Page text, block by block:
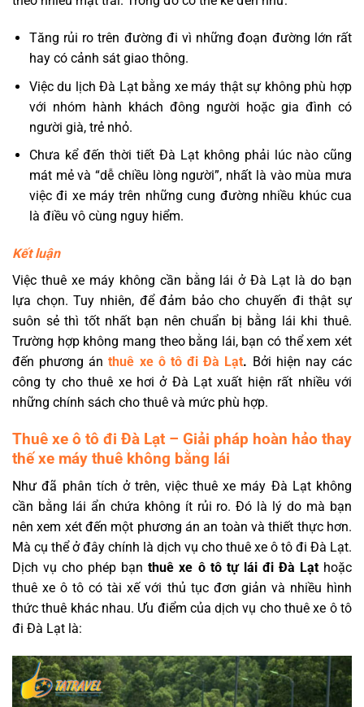
Tăng rủi ro trên đường đi vì những đoạn đường lớn rất
hay có cảnh sát giao thông.
Việc du lịch Đà Lạt bằng xe máy thật sự không phù hợp
với nhóm hành khách đông người hoặc gia đình có
người già, trẻ nhỏ.
Chưa kể đến thời tiết Đà Lạt không phải lúc nào cũng
mát mẻ và “dễ chiều lòng người”, nhất là vào mùa mưa
việc đi xe máy trên những cung đường nhiều khúc cua
là điều vô cùng nguy hiểm.
Kết luận
Việc thuê xe máy không cần bằng lái ở Đà Lạt là do bạn
lựa chọn. Tuy nhiên, để đảm bảo cho chuyến đi thật sự
suôn sẻ thì tốt nhất bạn nên chuẩn bị bằng lái khi thuê.
Trường hợp không mang theo bằng lái, bạn có thể xem xét
đến phương ánthuê xe ô tô đi Đà Lạt. Bởi hiện nay các
công ty cho thuê xe hơi ở Đà Lạt xuất hiện rất nhiều với
những chính sách cho thuê và mức phù hợp.
Thuê xe ô tô đi Đà Lạt – Giải pháp hoàn hảo thay
thế xe máy thuê không bằng lái
Như đã phân tích ở trên, việc thuê xe máy Đà Lạt không
cần bằng lái ẩn chứa không ít rủi ro. Đó là lý do mà bạn
nên xem xét đến một phương án an toàn và thiết thực hơn.
Mà cụ thể ở đây chính là dịch vụ cho thuê xe ô tô đi Đà Lạt.
Dịch vụ cho phép bạnthuê xe ô tô tự lái đi Đà Lạt hoặc
thuê xe ô tô có tài xế với thủ tục đơn giản và nhiều hình
thức thuê khác nhau. Ưu điểm của dịch vụ cho thuê xe ô tô
đi Đà Lạt là: